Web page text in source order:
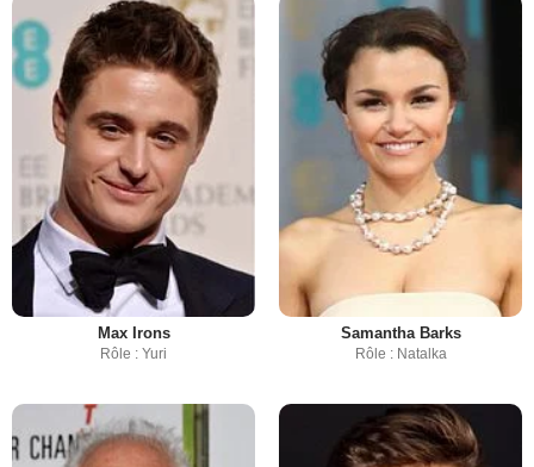
Max Irons
Rôle : Yuri
Samantha Barks
Rôle : Natalka